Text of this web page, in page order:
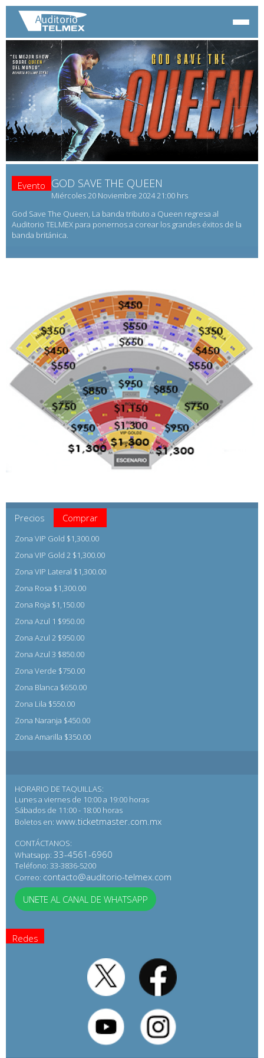
Evento GOD SAVE THE QUEEN
Miércoles 20 Noviembre 2024 21:00 hrs
God Save The Queen, La banda tributo a Queen regresa al
Auditorio TELMEX para ponernos a corear los grandes éxitos de la
banda británica.
Precios Comprar
Zona VIP Gold $1,300.00
Zona VIP Gold 2 $1,300.00
Zona VIP Lateral $1,300.00
Zona Rosa $1,300.00
Zona Roja $1,150.00
Zona Azul 1 $950.00
Zona Azul 2 $950.00
Zona Azul 3 $850.00
Zona Verde $750.00
Zona Blanca $650.00
Zona Lila $550.00
Zona Naranja $450.00
Zona Amarilla $350.00
HORARIO DE TAQUILLAS:
Lunes a viernes de 10:00 a 19:00 horas
Sábados de 11:00 - 18:00 horas
Boletos en: www.ticketmaster.com.mx
CONTÁCTANOS:
Whatsapp: 33-4561-6960
Teléfono: 33-3836-5200
Correo: contacto@auditorio-telmex.com
UNETE AL CANAL DE WHATSAPP
Redes